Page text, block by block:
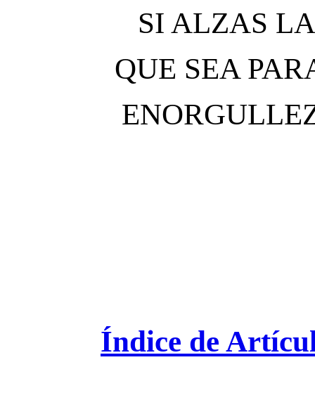
SI ALZAS
QUE SEA
Índice de